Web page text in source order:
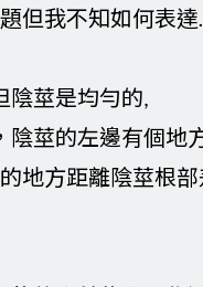
但我不知如何表
陰莖是均勻的,
莖的左邊有個地
地方距離陰莖根